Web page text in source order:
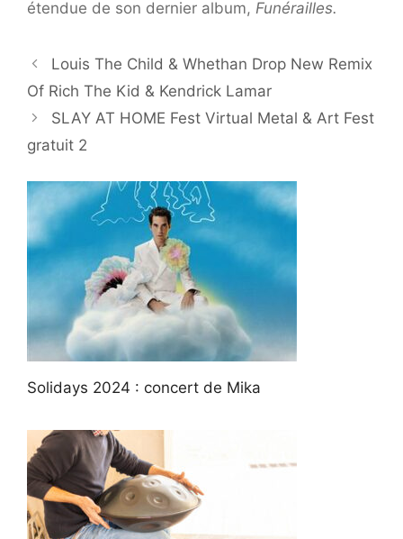
étendue de son dernier album, Funérailles.
Louis The Child & Whethan Drop New Remix
Of Rich The Kid & Kendrick Lamar
SLAY AT HOME Fest Virtual Metal & Art Fest
gratuit 2
Solidays 2024 : concert de Mika